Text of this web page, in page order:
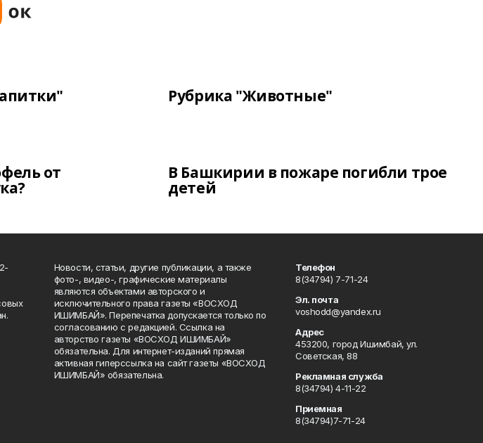
Рубрика "Животные"
от В Башкирии в пожаре погибли трое
детей
Новости, статьи, другие публикации, а также
фото-, видео-, графические материалы
являются объектами авторского и
исключительного права газеты «ВОСХОД
ИШИМБАЙ». Перепечатка допускается только по
согласованию с редакцией. Ссылка на
авторство газеты «ВОСХОД ИШИМБАЙ»
обязательна. Для интернет-изданий прямая
активная гиперссылка на сайт газеты «ВОСХОД
ИШИМБАЙ» обязательна.
Телефон
8(34794) 7-71-24
Эл. почта
voshodd@yandex.ru
Адрес
453200, город Ишимбай, ул.
Советская, 88
Рекламная служба
8(34794) 4-11-22
Приемная
8(34794)7-71-24